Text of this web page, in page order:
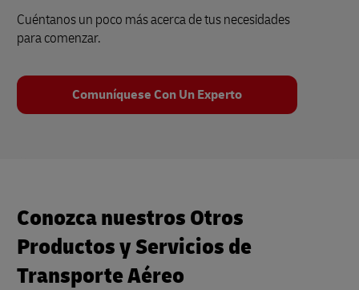
Cuéntanos un poco más acerca de tus necesidades
para comenzar.
Comuníquese Con Un Experto
Conozca nuestros Otros
Productos y Servicios de
Transporte Aéreo